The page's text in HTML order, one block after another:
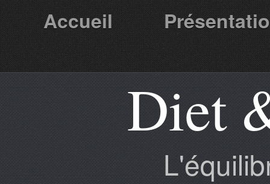
Accueil
Partenaires Diet